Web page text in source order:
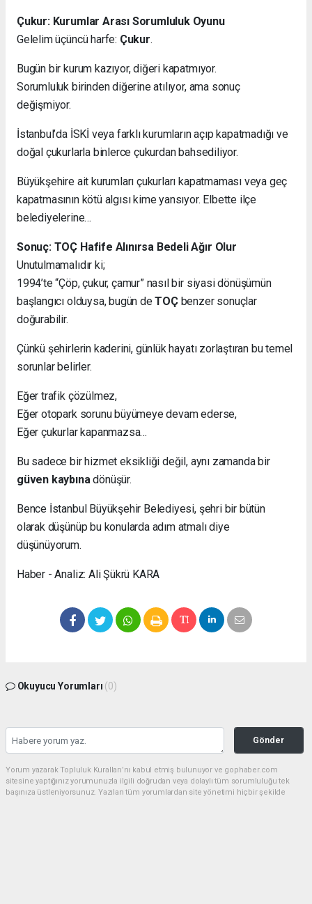
Çukur: Kurumlar Arası Sorumluluk Oyunu
Gelelim üçüncü harfe: Çukur.
Bugün bir kurum kazıyor, diğeri kapatmıyor.
Sorumluluk birinden diğerine atılıyor, ama sonuç
değişmiyor.
İstanbul’da İSKİ veya farklı kurumların açıp kapatmadığı ve
doğal çukurlarla binlerce çukurdan bahsediliyor.
Büyükşehire ait kurumları çukurları kapatmaması veya geç
kapatmasının kötü algısı kime yansıyor. Elbette ilçe
belediyelerine…
Sonuç: TOÇ Hafife Alınırsa Bedeli Ağır Olur
Unutulmamalıdır ki;
1994’te “Çöp, çukur, çamur” nasıl bir siyasi dönüşümün
başlangıcı olduysa, bugün deTOÇbenzer sonuçlar
doğurabilir.
Çünkü şehirlerin kaderini, günlük hayatı zorlaştıran bu temel
sorunlar belirler.
Eğer trafik çözülmez,
Eğer otopark sorunu büyümeye devam ederse,
Eğer çukurlar kapanmazsa…
Bu sadece bir hizmet eksikliği değil, aynı zamanda bir
güven kaybınadönüşür.
Bence İstanbul Büyükşehir Belediyesi, şehri bir bütün
olarak düşünüp bu konularda adım atmalı diye
düşünüyorum.
Haber - Analiz: Ali Şükrü KARA
Okuyucu Yorumları (0)
Gönder
Yorum yazarak Topluluk Kuralları’nı kabul etmiş bulunuyor ve gophaber.com
sitesine yaptığınız yorumunuzla ilgili doğrudan veya dolaylı tüm sorumluluğu tek
başınıza üstleniyorsunuz. Yazılan tüm yorumlardan site yönetimi hiçbir şekilde